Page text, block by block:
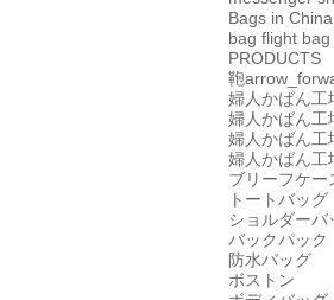
Bags in China
bag flight bag
PRODUCTS
鞄
婦人かばん工
婦人かばん工
婦人かばん工
婦人かばん工
ブリーフケー
トートバッグ
ショルダーバ
バックパック
防水バッグ
ボストン